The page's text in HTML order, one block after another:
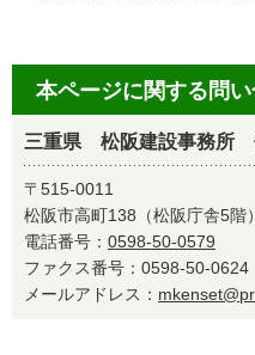
本ページに関する問
三重県 松阪建設事務所
〒515-0011
松阪市高町138（松阪庁舎5階）
電話番号： 0598-50-0579
ファクス番号：0598-50-0624
メールアドレス：